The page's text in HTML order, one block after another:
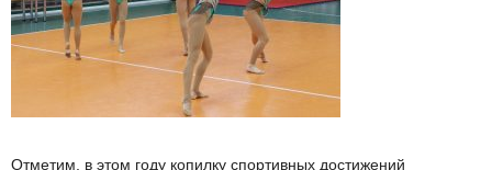
Отметим, в этом году копилку спортивных достижений